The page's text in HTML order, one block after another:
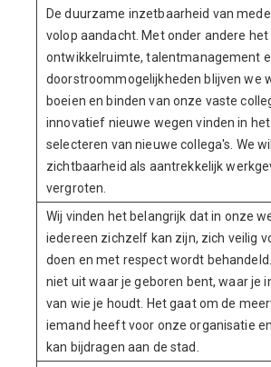
De duurzame inzetbaarheid van
volop aandacht. Met onder andere het
ontwikkelruimte, talentmanagement
doorstroommogelijkheden blijven we
boeien en binden van onze vaste
innovatief nieuwe wegen vinden in
selecteren van nieuwe collega's. We
zichtbaarheid als aantrekkelijk
vergroten.
Wij vinden het belangrijk dat in onze
iedereen zichzelf kan zijn, zich veilig
doen en met respect wordt
niet uit waar je geboren bent, waar je
van wie je houdt. Het gaat om de
iemand heeft voor onze organisatie
kan bijdragen aan de stad.